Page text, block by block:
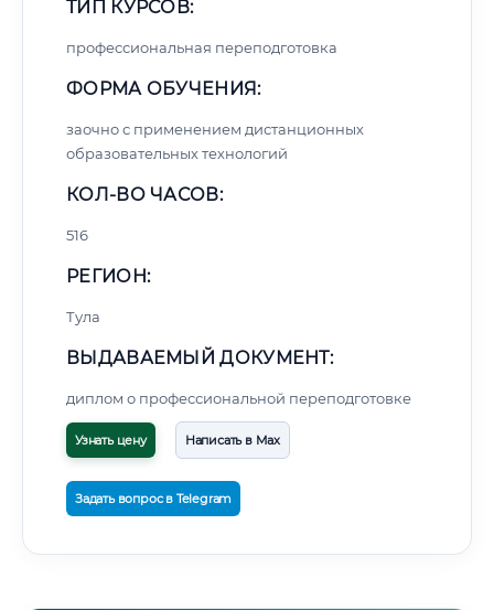
ТИП КУРСОВ:
профессиональная переподготовка
ФОРМА ОБУЧЕНИЯ:
заочно с применением дистанционных
образовательных технологий
КОЛ-ВО ЧАСОВ:
516
РЕГИОН:
Тула
ВЫДАВАЕМЫЙ ДОКУМЕНТ:
диплом о профессиональной переподготовке
Узнать цену Написать в Max
Задать вопрос в Telegram